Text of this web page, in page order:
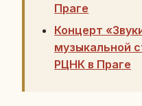
Праге
Концерт
музыкальной
РЦНК в Праге